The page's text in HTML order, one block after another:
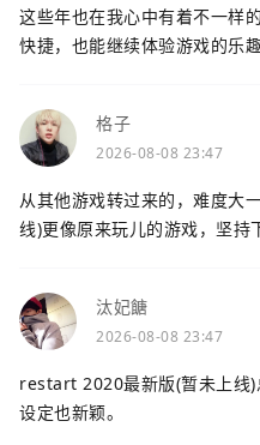
这些年也在我心中有着不一样
快捷，也能继续体验游戏的乐
格子
2026-08-08 23:47
从其他游戏转过来的，难度大
线)更像原来玩儿的游戏，坚持
汰妃餹
2026-08-08 23:47
restart 2020最新版(暂未上线)
设定也新颖。